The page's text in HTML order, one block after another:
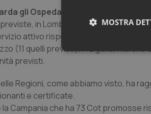
gli Ospedali di comunità
con
in Lombardia ce ne sono 25
attivo rispetto ai 48 previsti.
(11 quelli previsti), in Liguria,
previsti.
Regioni, come abbiamo visto, ha
e certificate.
Campania che ha 73 Cot promosse
MOSTRA